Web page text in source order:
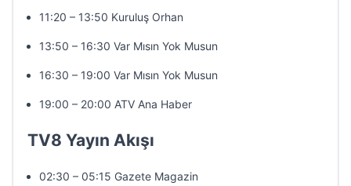
11:20 – 13:50 Kuruluş Orhan
13:50 – 16:30 Var Mısın Yok Musun
16:30 – 19:00 Var Mısın Yok Musun
19:00 – 20:00 ATV Ana Haber
TV8 Yayın Akışı
02:30 – 05:15 Gazete Magazin